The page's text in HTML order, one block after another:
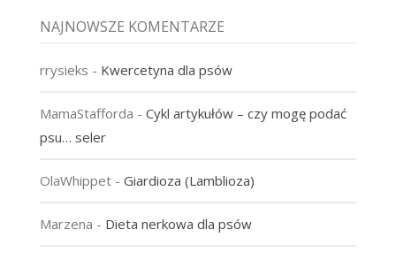
NAJNOWSZE KOMENTARZE
rrysieks - Kwercetyna dla psów
MamaStafforda - Cykl artykułów – czy mogę podać
psu… seler
OlaWhippet- Giardioza (Lamblioza)
Marzena - Dieta nerkowa dla psów